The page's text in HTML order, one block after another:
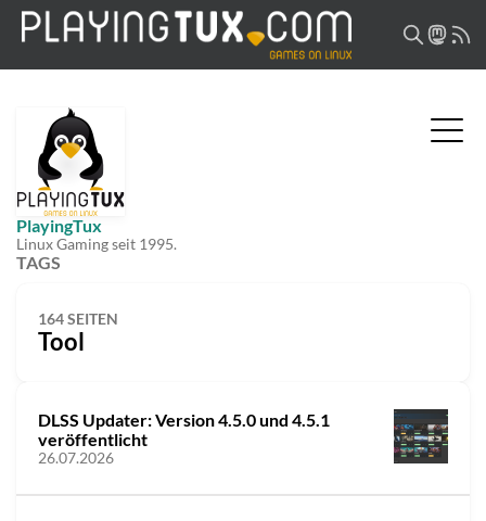
PlayingTux
Linux Gaming seit 1995.
TAGS
164 SEITEN
Tool
DLSS Updater: Version 4.5.0 und 4.5.1
veröffentlicht
26.07.2026